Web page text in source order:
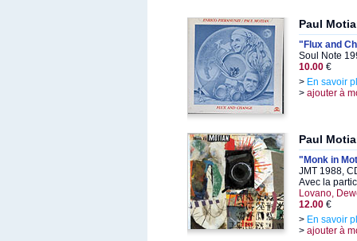
Paul
"Flux and
Soul Note
10.00 €
> En savoir
> ajouter à
Paul
"Monk in
JMT 1988,
Avec la
Lovano,
12.00 €
> En savoir
> ajouter à